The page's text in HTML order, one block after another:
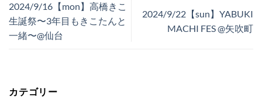
2024/9/16【mon】高橋きこ
生誕祭〜3年目もきこたんと
一緒〜@仙台
2024/9/22【sun】YABUKI
MACHI FES @矢吹町
カテゴリー